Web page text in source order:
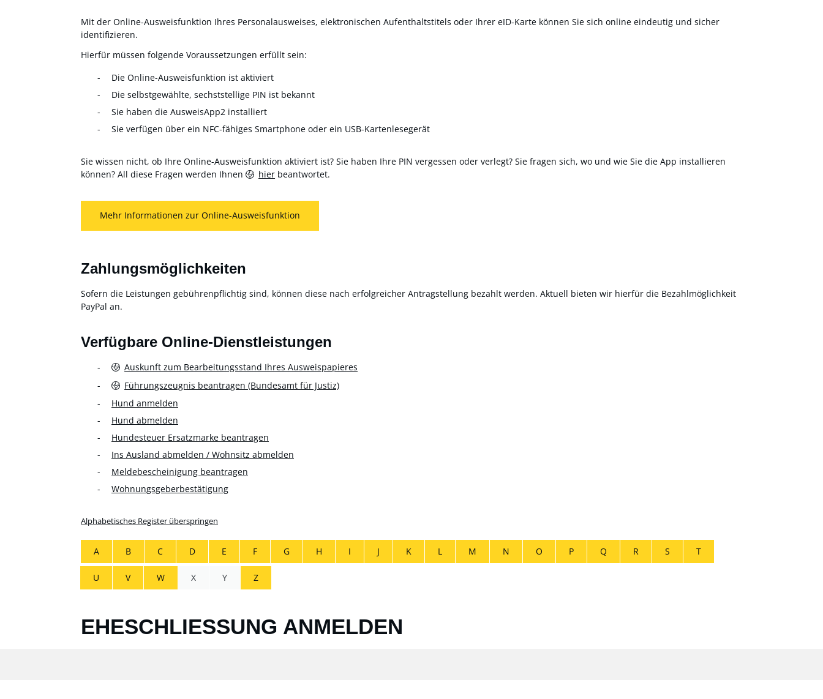
Mit der Online-Ausweisfunktion Ihres Personalausweises, elektronischen Aufenthaltstitels oder Ihrer eID-Karte können Sie sich online eindeutig und sicher
identifizieren.
Hierfür müssen folgende Voraussetzungen erfüllt sein:
Die Online-Ausweisfunktion ist aktiviert
Die selbstgewählte, sechststellige PIN ist bekannt
Sie haben die AusweisApp2 installiert
Sie verfügen über ein NFC-fähiges Smartphone oder ein USB-Kartenlesegerät
Sie wissen nicht, ob Ihre Online-Ausweisfunktion aktiviert ist? Sie haben Ihre PIN vergessen oder verlegt? Sie fragen sich, wo und wie Sie die App installieren
können? All diese Fragen werden Ihnen
hier beantwortet.
Mehr Informationen zur Online-Ausweisfunktion
Zahlungsmöglichkeiten
Sofern die Leistungen gebührenpflichtig sind, können diese nach erfolgreicher Antragstellung bezahlt werden. Aktuell bieten wir hierfür die Bezahlmöglichkeit
PayPal an.
Verfügbare Online-Dienstleistungen
Auskunft zum Bearbeitungsstand Ihres Ausweispapieres
Führungszeugnis beantragen (Bundesamt für Justiz)
Hund anmelden
Hund abmelden
Hundesteuer Ersatzmarke beantragen
Ins Ausland abmelden / Wohnsitz abmelden
Meldebescheinigung beantragen
Wohnungsgeberbestätigung
Alphabetisches Register überspringen
A B C D E F G H I J K L M N O P Q R S T
U V W X Y Z
EHESCHLIESSUNG ANMELDEN